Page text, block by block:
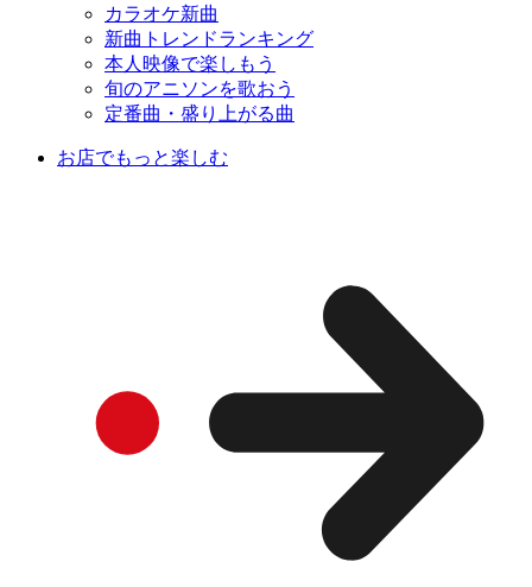
カラオケ新曲
新曲トレンドランキング
本人映像で楽しもう
旬のアニソンを歌おう
定番曲・盛り上がる曲
お店でもっと楽しむ